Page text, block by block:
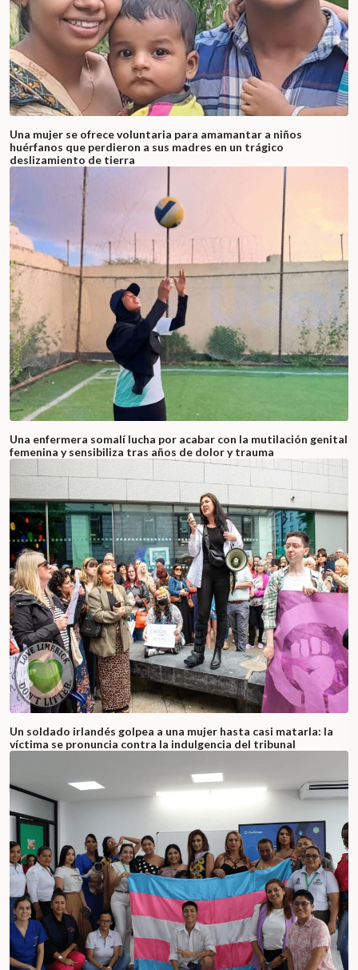
Una mujer se ofrece voluntaria para amamantar a niños
huérfanos que perdieron a sus madres en un trágico
deslizamiento de tierra
Una enfermera somalí lucha por acabar con la mutilación genital
femenina y sensibiliza tras años de dolor y trauma
Un soldado irlandés golpea a una mujer hasta casi matarla: la
víctima se pronuncia contra la indulgencia del tribunal